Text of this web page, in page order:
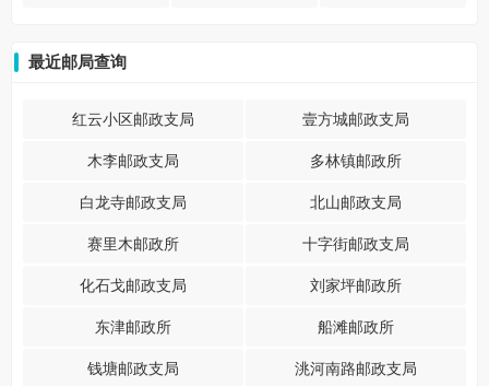
最近邮局查询
红云小区邮政支局 壹方城邮政支局
木李邮政支局 多林镇邮政所
白龙寺邮政支局 北山邮政支局
赛里木邮政所 十字街邮政支局
化石戈邮政支局 刘家坪邮政所
东津邮政所 船滩邮政所
钱塘邮政支局 洮河南路邮政支局